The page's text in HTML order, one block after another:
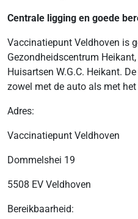
Centrale ligging en goede
Vaccinatiepunt Veldhoven is
Gezondheidscentrum
Huisartsen W.G.C. Heikant.
zowel met de auto als met het
Adres:
Vaccinatiepunt Veldhoven
Dommelshei 19
5508 EV Veldhoven
Bereikbaarheid: